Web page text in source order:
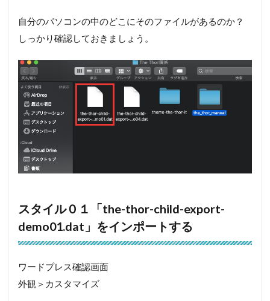
自分のパソコンの中のどこにそのファイルがあるのか？
しっかり確認しておきましょう。
スタイル０１「the-thor-child-export-
demo01.dat」をインポートする
ワードプレス確認画面
外観＞カスタマイズ